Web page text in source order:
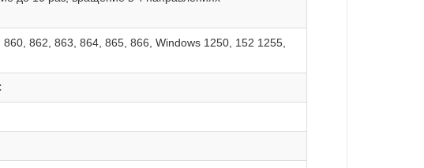
862, 863, 864, 865, 866, Windows 1250, 152 1255,